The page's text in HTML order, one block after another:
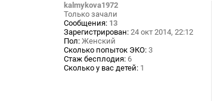
kalmykova1972
Только зачали
Сообщения: 13
Зарегистрирован: 24 окт 2014, 22:12
Пол: Женский
Сколько попыток ЭКО: 3
Стаж бесплодия: 6
Сколько у вас детей: 1